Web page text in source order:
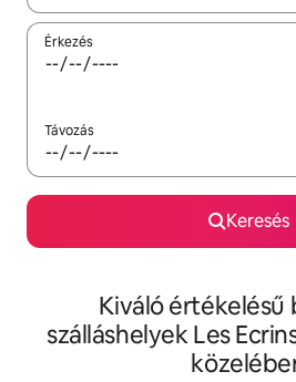
Érkezés
Távozás
Keresés
Kiváló értékelésű
szálláshelyek Les